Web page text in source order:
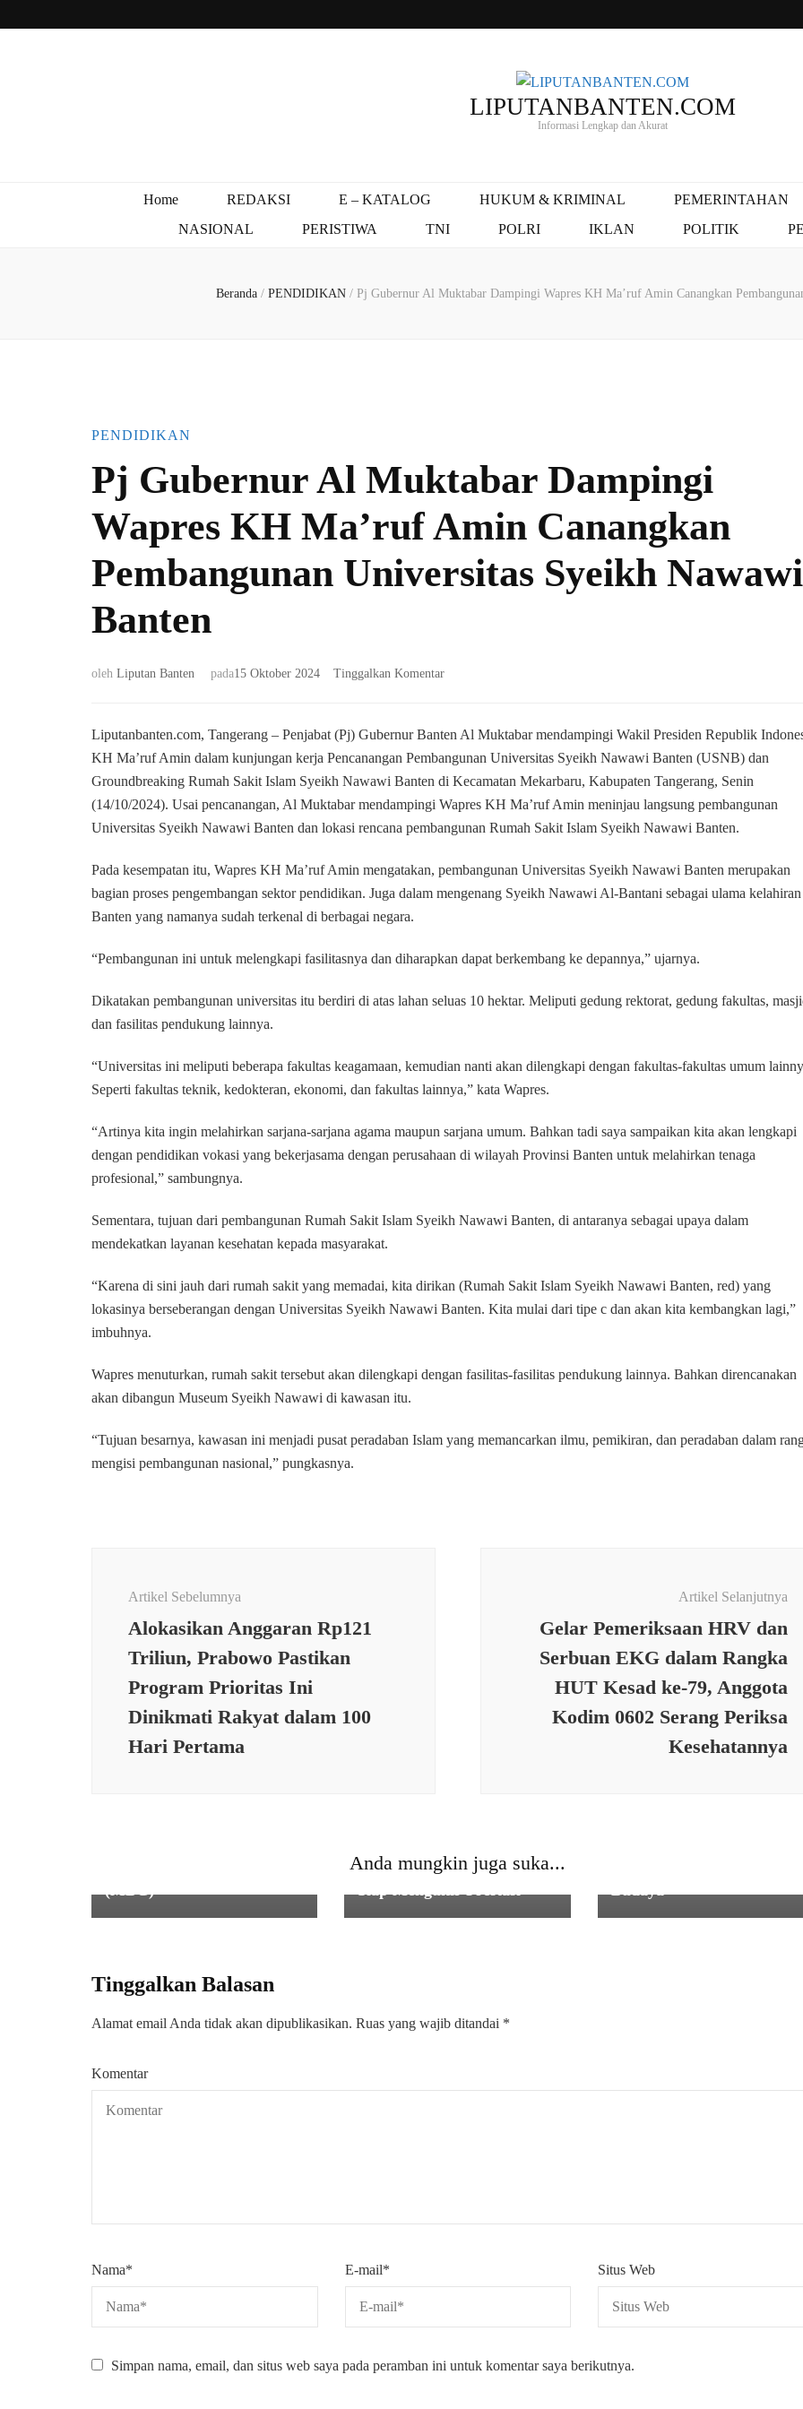
LIPUTANBANTEN.COM
Informasi Lengkap dan Akurat
Home REDAKSI E – KATALOG HUKUM & KRIMINAL
PEMERINTAHAN
NASIONAL
PERISTIWA TNI POLRI IKLAN POLITIK
Beranda / PENDIDIKAN / Pj Gubernur Al Muktabar Dampingi Wapres KH Ma’ruf Amin Canangkan
PENDIDIKAN
Pj Gubernur Al Muktabar Dampingi
Wapres KH Ma’ruf Amin Canangkan
Pembangunan Universitas Syeikh Nawawi
Banten
oleh Liputan Banten pada15 Oktober 2024 Tinggalkan Komentarpada
Al
Dampingi
Wapres
KH
Ma’ruf
Pembangunan
Universitas
Banten
Liputanbanten.com, Tangerang – Penjabat (Pj) Gubernur Banten Al Muktabar mendampingi Wakil Presiden Republik
KH Ma’ruf Amin dalam kunjungan kerja Pencanangan Pembangunan Universitas Syeikh Nawawi Banten (USNB) dan
Groundbreaking Rumah Sakit Islam Syeikh Nawawi Banten di Kecamatan Mekarbaru, Kabupaten Tangerang, Senin
(14/10/2024). Usai pencanangan, Al Muktabar mendampingi Wapres KH Ma’ruf Amin meninjau langsung pembangunan
Universitas Syeikh Nawawi Banten dan lokasi rencana pembangunan Rumah Sakit Islam Syeikh Nawawi Banten.
Pada kesempatan itu, Wapres KH Ma’ruf Amin mengatakan, pembangunan Universitas Syeikh Nawawi Banten merupakan
bagian proses pengembangan sektor pendidikan. Juga dalam mengenang Syeikh Nawawi Al-Bantani sebagai ulama kelahiran
Banten yang namanya sudah terkenal di berbagai negara.
“Pembangunan ini untuk melengkapi fasilitasnya dan diharapkan dapat berkembang ke depannya,” ujarnya.
Dikatakan pembangunan universitas itu berdiri di atas lahan seluas 10 hektar. Meliputi gedung rektorat, gedung fakultas,
dan fasilitas pendukung lainnya.
“Universitas ini meliputi beberapa fakultas keagamaan, kemudian nanti akan dilengkapi dengan fakultas-fakultas umum
Seperti fakultas teknik, kedokteran, ekonomi, dan fakultas lainnya,” kata Wapres.
“Artinya kita ingin melahirkan sarjana-sarjana agama maupun sarjana umum. Bahkan tadi saya sampaikan kita akan lengkapi
dengan pendidikan vokasi yang bekerjasama dengan perusahaan di wilayah Provinsi Banten untuk melahirkan tenaga
profesional,” sambungnya.
Sementara, tujuan dari pembangunan Rumah Sakit Islam Syeikh Nawawi Banten, di antaranya sebagai upaya dalam
mendekatkan layanan kesehatan kepada masyarakat.
“Karena di sini jauh dari rumah sakit yang memadai, kita dirikan (Rumah Sakit Islam Syeikh Nawawi Banten, red) yang
lokasinya berseberangan dengan Universitas Syeikh Nawawi Banten. Kita mulai dari tipe c dan akan kita kembangkan lagi,”
imbuhnya.
Wapres menuturkan, rumah sakit tersebut akan dilengkapi dengan fasilitas-fasilitas pendukung lainnya. Bahkan direncanakan
akan dibangun Museum Syeikh Nawawi di kawasan itu.
“Tujuan besarnya, kawasan ini menjadi pusat peradaban Islam yang memancarkan ilmu, pemikiran, dan peradaban dalam
mengisi pembangunan nasional,” pungkasnya.
Artikel Sebelumnya
Alokasikan Anggaran Rp121
Triliun, Prabowo Pastikan
Program Prioritas Ini
Dinikmati Rakyat dalam 100
Hari Pertama
Artikel Selanjutnya
Gelar Pemeriksaan HRV dan
Serbuan EKG dalam Rangka
HUT Kesad ke-79, Anggota
Kodim 0602 Serang Periksa
Kesehatannya
Anda mungkin juga suka...
Kontingen POMNAS 2025
Tinggalkan Balasan
Alamat email Anda tidak akan dipublikasikan. Ruas yang wajib ditandai *
Komentar
Nama* E-mail* Situs Web
Simpan nama, email, dan situs web saya pada peramban ini untuk komentar saya berikutnya.